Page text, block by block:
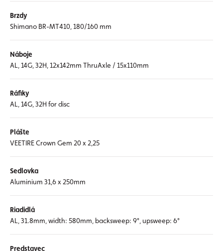
Brzdy
Shimano BR-MT410, 180/160 mm
Náboje
AL, 14G, 32H, 12x142mm ThruAxle / 15x110mm
Ráfiky
AL, 14G, 32H for disc
Plášte
VEETIRE Crown Gem 20 x 2,25
Sedlovka
Aluminium 31,6 x 250mm
Riadidlá
AL, 31.8mm, width: 580mm, backsweep: 9°, upsweep: 6°
Predstavec